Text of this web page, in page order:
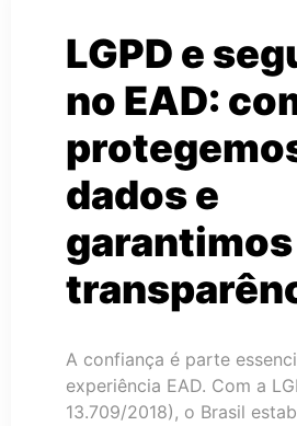
LGPD e
no EAD:
dados e
garantimos
A confiança é parte
experiência EAD. Com a
13.709/2018), o Brasil